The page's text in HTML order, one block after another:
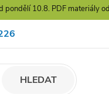
10.8. PDF materiály
HLEDAT